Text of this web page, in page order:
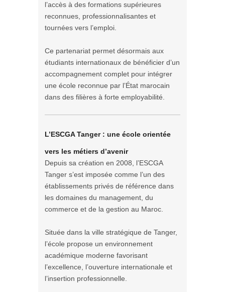
l’accès à des formations supérieures
reconnues, professionnalisantes et
tournées vers l’emploi.
Ce partenariat permet désormais aux
étudiants internationaux de bénéficier d’un
accompagnement complet pour intégrer
une école reconnue par l’État marocain
dans des filières à forte employabilité.
L’ESCGA Tanger : une école orientée
vers les métiers d’avenir
Depuis sa création en 2008, l’ESCGA
Tanger s’est imposée comme l’un des
établissements privés de référence dans
les domaines du management, du
commerce et de la gestion au Maroc.
Située dans la ville stratégique de Tanger,
l’école propose un environnement
académique moderne favorisant
l’excellence, l’ouverture internationale et
l’insertion professionnelle.